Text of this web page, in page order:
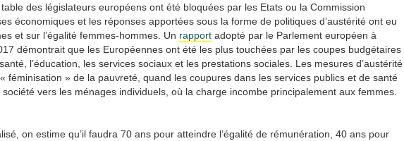
des législateurs européens ont été bloquées par les Etats ou la Commission
économiques et les réponses apportées sous la forme de politiques d’austérité ont eu
et sur l’égalité femmes-hommes. Un rapport adopté par le Parlement européen à
démontrait que les Européennes ont été les plus touchées par les coupes budgétaires
l’éducation, les services sociaux et les prestations sociales. Les mesures d’austérité
féminisation » de la pauvreté, quand les coupures dans les services publics et de santé
vers les ménages individuels, où la charge incombe principalement aux femmes.
on estime qu’il faudra 70 ans pour atteindre l’égalité de rémunération, 40 ans pour